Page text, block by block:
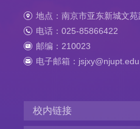
地点：南京市亚东新城文
电话：025-85866422
邮编：210023
电子邮箱：
校内链接